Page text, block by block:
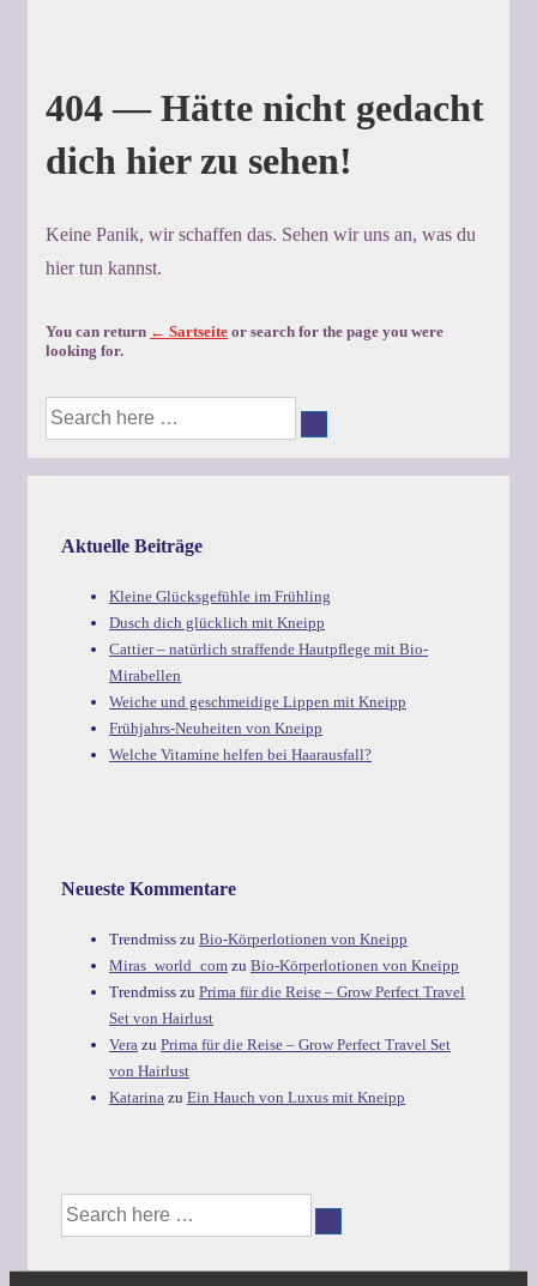
404 — Hätte nicht gedacht
dich hier zu sehen!
Keine Panik, wir schaffen das. Sehen wir uns an, was du
hier tun kannst.
You can return ← Sartseite or search for the page you were
looking for.
Suche
nach:
Aktuelle Beiträge
Kleine Glücksgefühle im Frühling
Dusch dich glücklich mit Kneipp
Cattier – natürlich straffende Hautpflege mit Bio-
Mirabellen
Weiche und geschmeidige Lippen mit Kneipp
Frühjahrs-Neuheiten von Kneipp
Welche Vitamine helfen bei Haarausfall?
Neueste Kommentare
Trendmiss zu Bio-Körperlotionen von Kneipp
Miras_world_com zu Bio-Körperlotionen von Kneipp
Trendmiss zu Prima für die Reise – Grow Perfect Travel
Set von Hairlust
Vera zu Prima für die Reise – Grow Perfect Travel Set
von Hairlust
Katarina zu Ein Hauch von Luxus mit Kneipp
Suche